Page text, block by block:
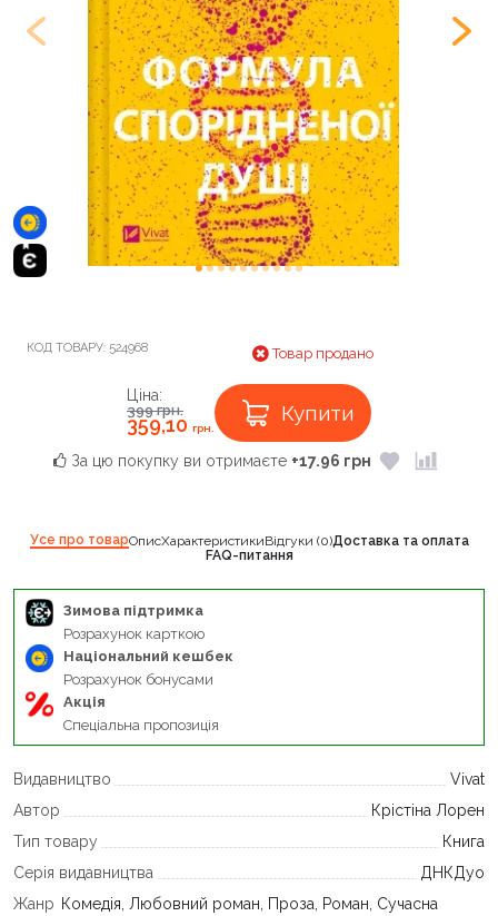
КОД ТОВАРУ: 524968 Товар продано
Ціна:
399грн.
359,10 грн.
Купити
За цю покупку ви отримаєте +17.96 грн
Усе про товарОписХарактеристикиВідгуки (0)Доставка та оплата
FAQ-питання
Зимова підтримка
Розрахунок карткою
Національний кешбек
Розрахунок бонусами
Акція
Спеціальна пропозиція
Видавництво
Vivat
Автор
Крістіна Лорен
Тип товару
Книга
Серія видавництва
ДНКДуо
Жанр Комедія, Любовний роман, Проза, Роман, Сучасна